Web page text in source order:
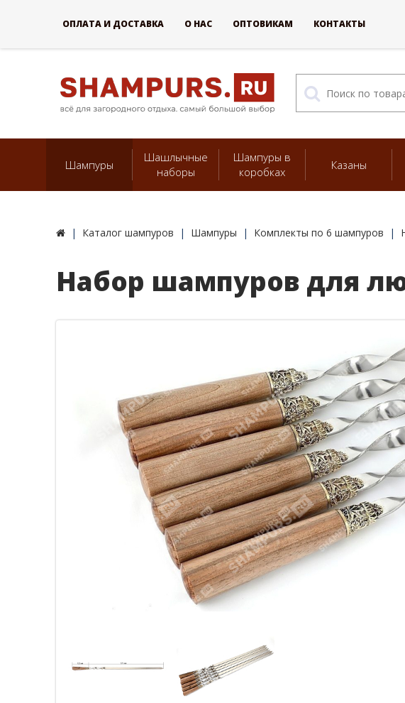
Шампуры
Шашлычные
наборы
Шампуры в
коробках
Казаны
Каталог шампуров Шампуры Комплекты по 6 шампуров
Набор шампуров для
ОПЛАТА И ДОСТАВКА О НАС ОПТОВИКАМ КОНТАКТЫ